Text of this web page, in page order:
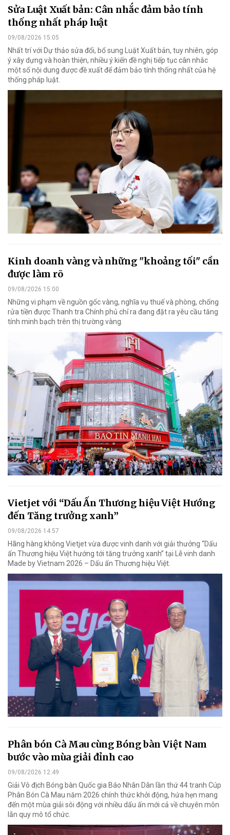
Sửa Luật Xuất bản: Cân nhắc đảm bảo tính
thống nhất pháp luật
09/08/2026 15:05
Nhất trí với Dự thảo sửa đổi, bổ sung Luật Xuất bản, tuy nhiên, góp
ý xây dựng và hoàn thiện, nhiều ý kiến đề nghị tiếp tục cân nhắc
một số nội dung được đề xuất để đảm bảo tính thống nhất của hệ
thống pháp luật.
Kinh doanh vàng và những "khoảng tối" cần
được làm rõ
09/08/2026 15:00
Những vi phạm về nguồn gốc vàng, nghĩa vụ thuế và phòng, chống
rửa tiền được Thanh tra Chính phủ chỉ ra đang đặt ra yêu cầu tăng
tính minh bạch trên thị trường vàng.
Vietjet với “Dấu Ấn Thương hiệu Việt Hướng
đến Tăng trưởng xanh”
09/08/2026 14:57
Hãng hàng không Vietjet vừa được vinh danh với giải thưởng “Dấu
ấn Thương hiệu Việt hướng tới tăng trưởng xanh” tại Lễ vinh danh
Made by Vietnam 2026 – Dấu ấn Thương hiệu Việt.
Phân bón Cà Mau cùng Bóng bàn Việt Nam
bước vào mùa giải đỉnh cao
09/08/2026 12:49
Giải Vô địch Bóng bàn Quốc gia Báo Nhân Dân lần thứ 44 tranh Cúp
Phân Bón Cà Mau năm 2026 chính thức khởi động, hứa hẹn mang
đến một mùa giải sôi động với nhiều dấu ấn mới cả về chuyên môn
lẫn quy mô tổ chức.